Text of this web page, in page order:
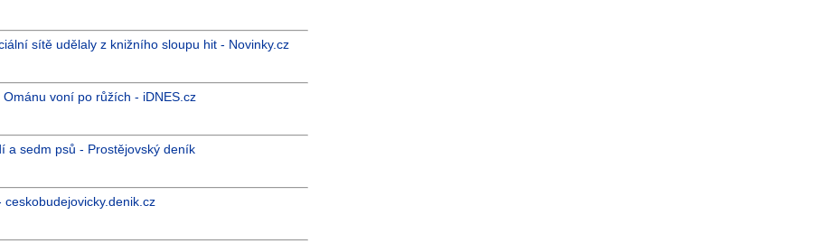
sítě udělaly z knižního sloupu hit - Novinky.cz
voní po růžích - iDNES.cz
a sedm psů - Prostějovský deník